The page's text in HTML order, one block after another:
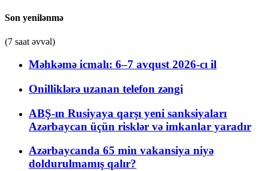
Son yenilənmə
(7 saat əvvəl)
Məhkəmə icmalı: 6–7 avqust 2026-cı il
Onilliklərə uzanan telefon zəngi
ABŞ-ın Rusiyaya qarşı yeni sanksiyaları
Azərbaycan üçün risklər və imkanlar yaradır
Azərbaycanda 65 min vakansiya niyə
doldurulmamış qalır?